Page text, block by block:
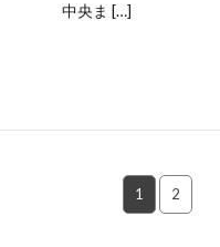
中央ま […]
1 2